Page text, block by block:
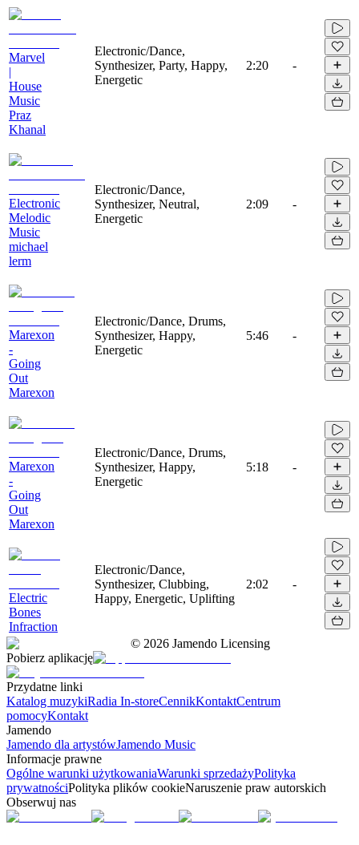
Marvel
|
House
Music
Praz
Khanal
Electronic/Dance,
Synthesizer, Party, Happy,
Energetic
2:20 -
Electronic
Melodic
Music
michael
lerm
Electronic/Dance,
Synthesizer, Neutral,
Energetic
2:09 -
Marexon
-
Going
Out
Marexon
Electronic/Dance, Drums,
Synthesizer, Happy,
Energetic
5:46 -
Marexon
-
Going
Out
Marexon
Electronic/Dance, Drums,
Synthesizer, Happy,
Energetic
5:18 -
Electric
Bones
Infraction
Electronic/Dance,
Synthesizer, Clubbing,
Happy, Energetic, Uplifting
2:02 -
© 2026 Jamendo Licensing
Pobierz aplikację
Przydatne linki
Katalog muzykiRadia In-storeCennikKontaktCentrum
pomocyKontakt
Jamendo
Jamendo dla artystówJamendo Music
Informacje prawne
Ogólne warunki użytkowaniaWarunki sprzedażyPolityka
prywatnościPolityka plików cookieNaruszenie praw autorskich
Obserwuj nas